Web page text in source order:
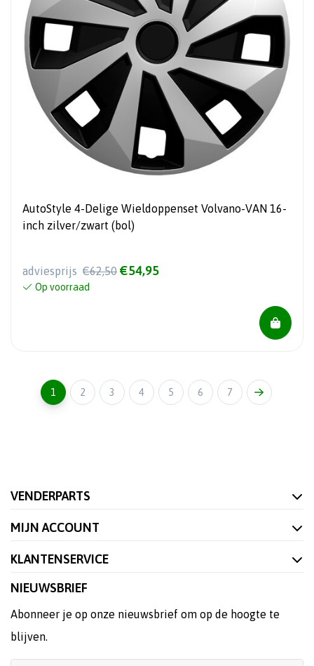
AutoStyle 4-Delige Wieldoppenset Volvano-VAN 16-
inch zilver/zwart (bol)
adviesprijs €62,50 €54,95
Op voorraad
1 2 3 4 5 6 7
VENDERPARTS
MIJN ACCOUNT
KLANTENSERVICE
NIEUWSBRIEF
Abonneer je op onze nieuwsbrief om op de hoogte te
blijven.